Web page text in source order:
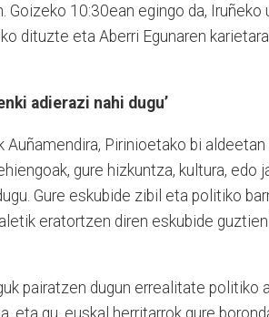
10:30ean egingo da, Iruñeko
dituzte eta Aberri Egunaren
adierazi nahi dugu’
Auñamendira, Pirinioetako bi
gure hizkuntza, kultura, edo
Gure eskubide zibil eta politiko
eratortzen diren eskubide
pairatzen dugun errealitate politiko